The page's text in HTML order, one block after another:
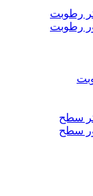
رطوبت
رطوبت
سطح
سطح